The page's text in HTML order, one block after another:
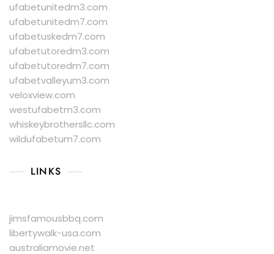
ufabetunitedm3.com
ufabetunitedm7.com
ufabetuskedm7.com
ufabetutoredm3.com
ufabetutoredm7.com
ufabetvalleyum3.com
veloxview.com
westufabetm3.com
whiskeybrothersllc.com
wildufabetum7.com
LINKS
jimsfamousbbq.com
libertywalk-usa.com
australiamovie.net